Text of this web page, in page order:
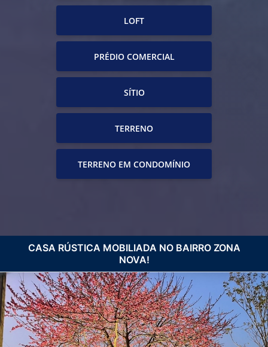
LOFT
PRÉDIO COMERCIAL
SÍTIO
TERRENO
TERRENO EM CONDOMÍNIO
CASA RÚSTICA MOBILIADA NO BAIRRO ZONA
NOVA!